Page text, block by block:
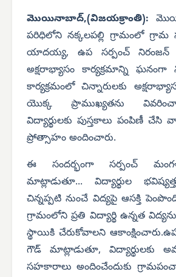
మొయినాబాద్,(విజయక్రాంతి):
పరిధిలోని నక్కలపల్లి గ్రామంలో గ్రామ
యాదయ్య, ఉప సర్పంచ్ నిరంజన్
అక్షరాభ్యాసం కార్యక్రమాన్ని
కార్యక్రమంలో చిన్నారులకు
యొక్క ప్రాముఖ్యతను
విద్యార్థులకు పుస్తకాలు పంపిణీ
ప్రోత్సాహం అందించారు.
ఈ సందర్భంగా సర్పంచ్
మాట్లాడుతూ... విద్యార్థుల
చిన్నప్పటి నుంచే విద్యపై ఆసక్తి
గ్రామంలోని ప్రతి విద్యార్థి ఉన్నత
స్థాయికి చేరుకోవాలని
గౌడ్ మాట్లాడుతూ, విద్యార్థులకు
సహకారాలు అందించేందుకు